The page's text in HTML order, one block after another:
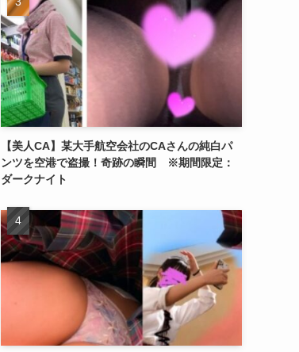
【美人CA】某大手航空会社のCAさんの純白パ
ンツを空港で盗撮！奇跡の瞬間 ※期間限定：
ダークナイト